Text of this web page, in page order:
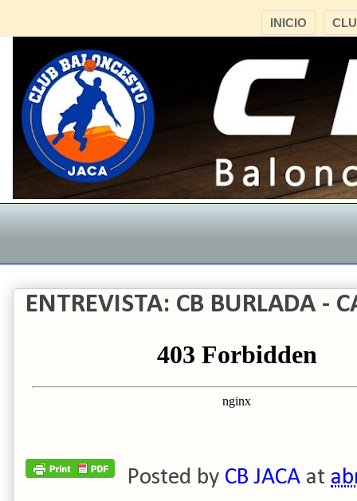
INICIO
ENTREVISTA: CB BURLADA -
Posted by CB JACA at